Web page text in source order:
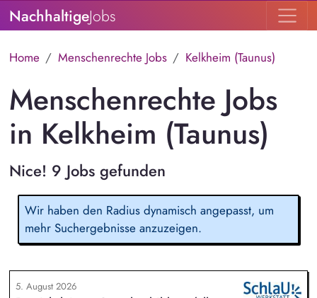
NachhaltigeJobs
Home Menschenrechte Jobs Kelkheim (Taunus)
Menschenrechte Jobs
in Kelkheim (Taunus)
Nice! 9 Jobs gefunden
Wir haben den Radius dynamisch angepasst, um
mehr Suchergebnisse anzuzeigen.
5. August 2026